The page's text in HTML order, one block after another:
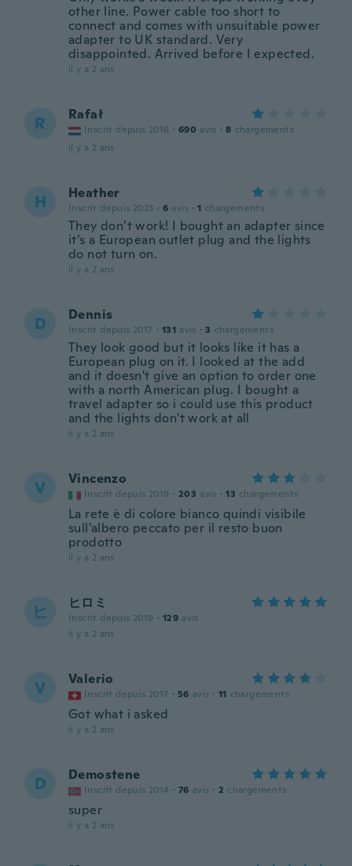
other line. Power cable too short to
connect and comes with unsuitable power
adapter to UK standard. Very
disappointed. Arrived before I expected.
il y a 2 ans
R Rafał
Inscrit depuis 2016 · 690 avis · 8 chargements
il y a 2 ans
H Heather
Inscrit depuis 2023 · 6 avis · 1 chargements
They don’t work! I bought an adapter since
it’s a European outlet plug and the lights
do not turn on.
il y a 2 ans
D Dennis
Inscrit depuis 2017 · 131 avis · 3 chargements
They look good but it looks like it has a
European plug on it. I looked at the add
and it doesn't give an option to order one
with a north American plug. I bought a
travel adapter so i could use this product
and the lights don't work at all
il y a 2 ans
V Vincenzo
Inscrit depuis 2019 · 203 avis · 13 chargements
La rete è di colore bianco quindi visibile
sull'albero peccato per il resto buon
prodotto
il y a 2 ans
ヒ ヒロミ
Inscrit depuis 2019 · 129 avis
il y a 2 ans
V Valerio
Inscrit depuis 2017 · 56 avis · 11 chargements
Got what i asked
il y a 2 ans
D Demostene
Inscrit depuis 2014 · 76 avis · 2 chargements
super
il y a 2 ans